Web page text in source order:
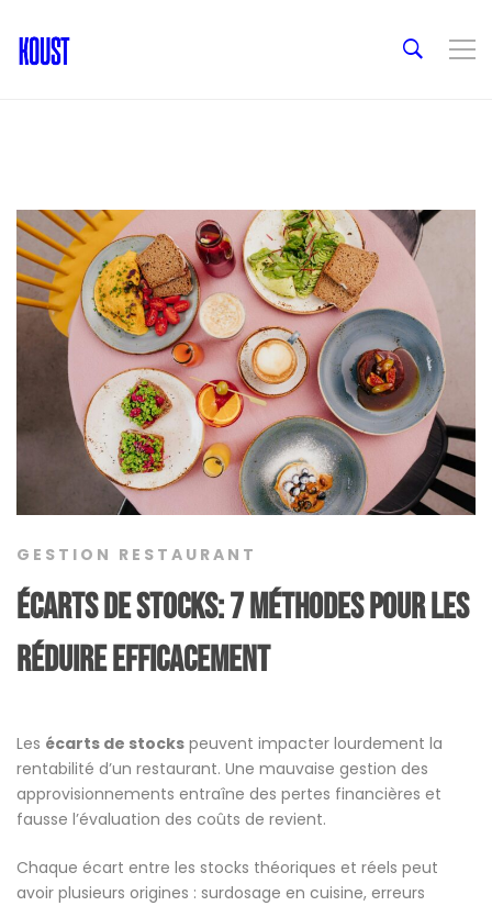
GESTION RESTAURANT
Écarts de stocks: 7 méthodes pour les
réduire efficacement
Les écarts de stocks peuvent impacter lourdement la
rentabilité d’un restaurant. Une mauvaise gestion des
approvisionnements entraîne des pertes financières et
fausse l’évaluation des coûts de revient.
Chaque écart entre les stocks théoriques et réels peut
avoir plusieurs origines : surdosage en cuisine, erreurs